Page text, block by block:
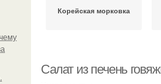
Корейская морковка
Салат из печень